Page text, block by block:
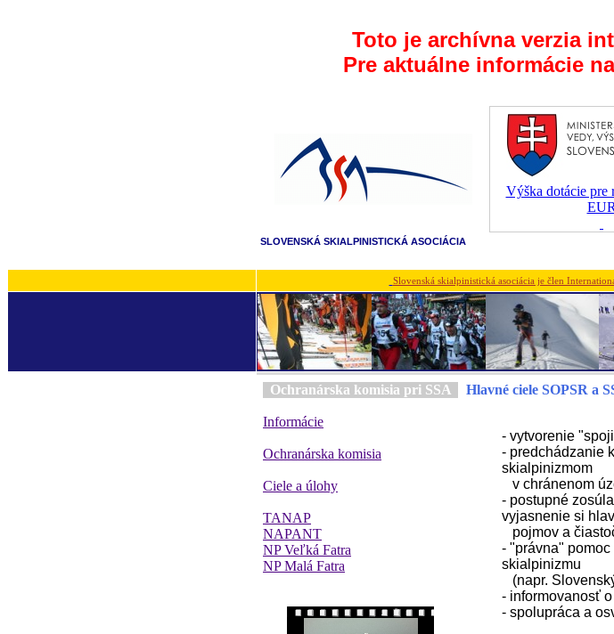
Toto je archívna verzia
Pre aktuálne informácie
Výška dotácie pre
EUR
SLOVENSKÁ SKIALPINISTICKÁ ASOCIÁCIA
Slovenská skialpinistická asociácia je člen
Ochranárska komisia pri SSA
Informácie
Ochranárska komisia
Ciele a úlohy
TANAP
NAPANT
NP Veľká Fatra
NP Malá Fatra
Hlavné ciele SOPSR a
- vytvorenie
- predchádzanie
skialpinizmom
v chránenom
- postupné
vyjasnenie si
pojmov a
- "právna"
skialpinizmu
(napr.
- informovanosť
- spolupráca a